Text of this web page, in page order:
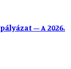
– A 2026.